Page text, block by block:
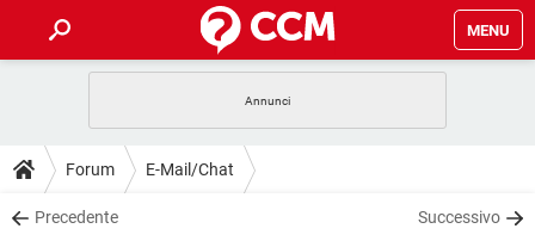
MENU
INTRATTENIMENTO
iOS
GUIDE
COVID-19
DOWNLOAD
Forum E-Mail/Chat
Precedente Successivo